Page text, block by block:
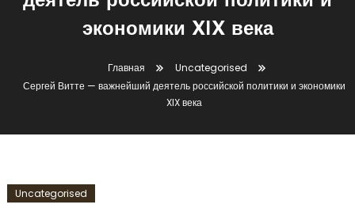
экономики XIX века
Главная
Uncategorised
Сергей Витте — важнейший деятель российской политики и экономики
XIX века
Uncategorised